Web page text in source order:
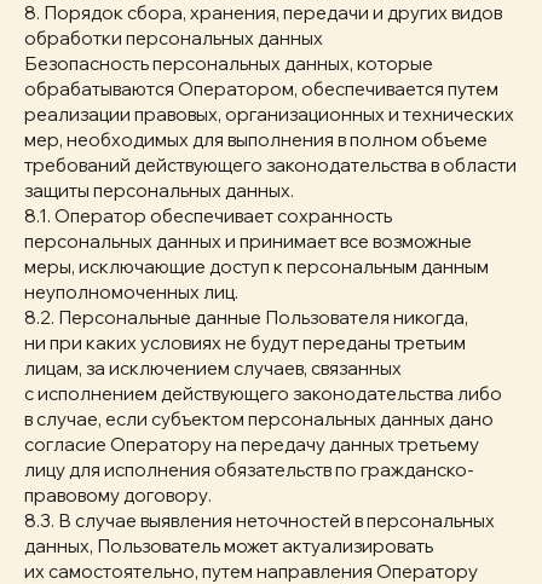
8. Порядок сбора, хранения, передачи и других видов
обработки персональных данных
Безопасность персональных данных, которые
обрабатываются Оператором, обеспечивается путем
реализации правовых, организационных и технических
мер, необходимых для выполнения в полном объеме
требований действующего законодательства в области
защиты персональных данных.
8.1. Оператор обеспечивает сохранность
персональных данных и принимает все возможные
меры, исключающие доступ к персональным данным
неуполномоченных лиц.
8.2. Персональные данные Пользователя никогда,
ни при каких условиях не будут переданы третьим
лицам, за исключением случаев, связанных
с исполнением действующего законодательства либо
в случае, если субъектом персональных данных дано
согласие Оператору на передачу данных третьему
лицу для исполнения обязательств по гражданско-
правовому договору.
8.3. В случае выявления неточностей в персональных
данных, Пользователь может актуализировать
их самостоятельно, путем направления Оператору